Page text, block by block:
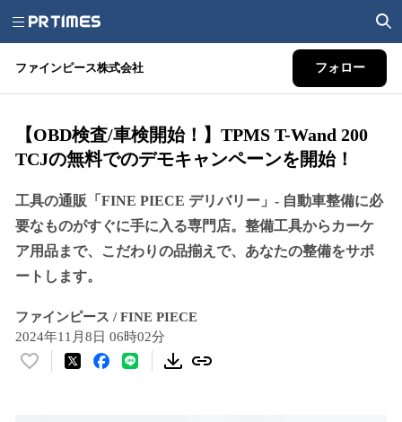
ファインピース株式会社 フォロー
【OBD検査/車検開始！】TPMS T-Wand 200
TCJの無料でのデモキャンペーンを開始！
工具の通販「FINE PIECE デリバリー」- 自動車整備に必
要なものがすぐに手に入る専門店。整備工具からカーケ
ア用品まで、こだわりの品揃えで、あなたの整備をサポ
ートします。
ファインピース / FINE PIECE
2024年11月8日 06時02分
い